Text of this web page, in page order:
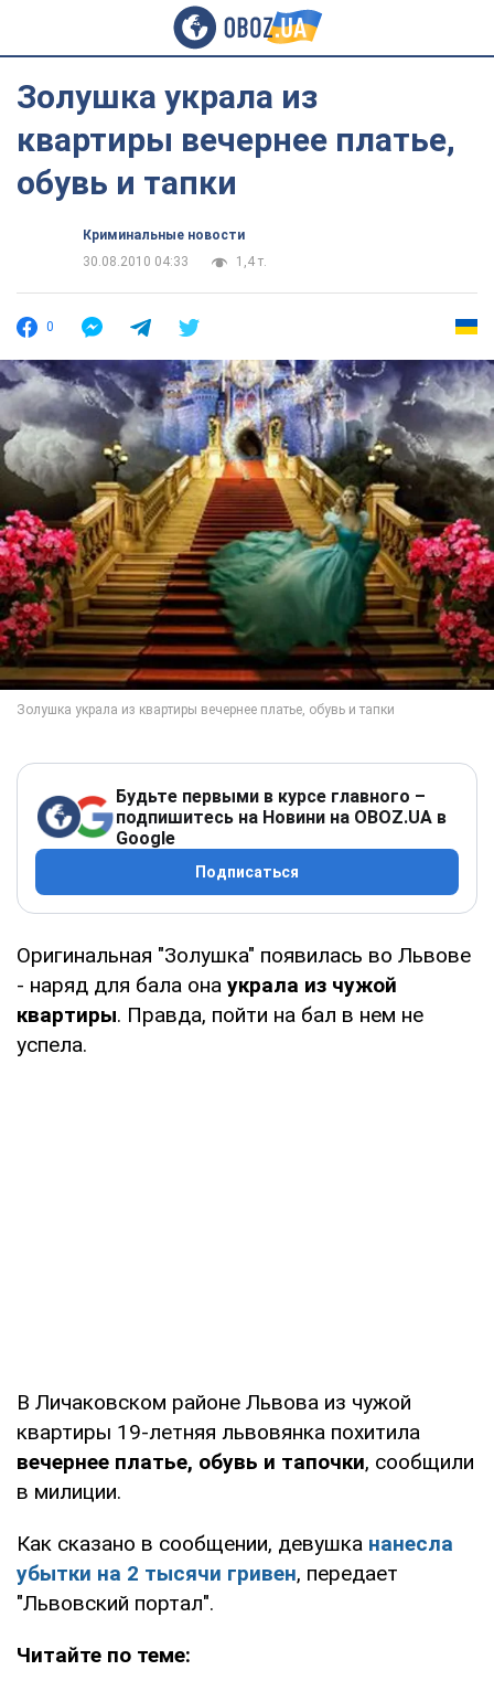
Золушка украла из
квартиры вечернее платье,
обувь и тапки
Криминальные новости
30.08.2010 04:33
1,4 т.
0
Будьте первыми в курсе главного –
подпишитесь на Новини на OBOZ.UA в
Google
Подписаться
Оригинальная "Золушка" появилась во Львове
- наряд для бала она украла из чужой
квартиры. Правда, пойти на бал в нем не
успела.
В Личаковском районе Львова из чужой
квартиры 19-летняя львовянка похитила
вечернее платье, обувь и тапочки, сообщили
в милиции.
Как сказано в сообщении, девушка нанесла
убытки на 2 тысячи гривен, передает
"Львовский портал".
Читайте по теме: